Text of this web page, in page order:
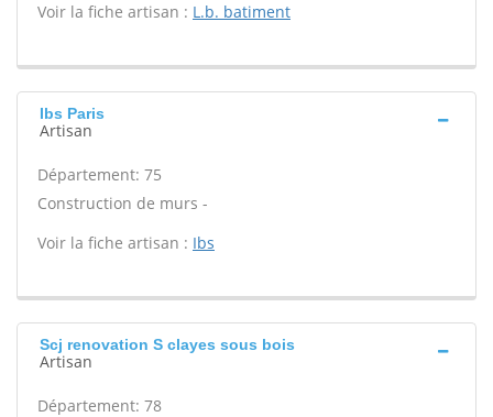
Voir la fiche artisan : L.b. batiment
Ibs Paris
Artisan
Département: 75
Construction de murs -
Voir la fiche artisan : Ibs
Scj renovation S clayes sous bois
Artisan
Département: 78